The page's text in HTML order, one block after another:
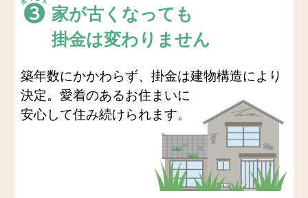
家が古くなっても
掛金は変わりません
築年数にかかわらず、掛金は建物構造により
決定。愛着のあるお住まいに
安心して住み続けられます。